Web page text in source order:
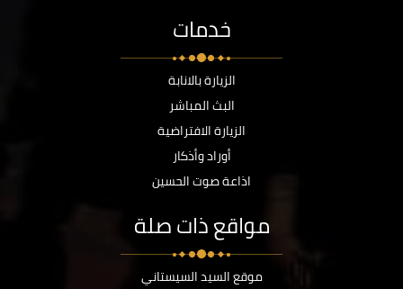
خدمات
الزيارة بالانابة
البث المباشر
الزيارة الافتراضية
أوراد وأذكار
اذاعة صوت الحسين
مواقع ذات صلة
موقع السيد السيستاني